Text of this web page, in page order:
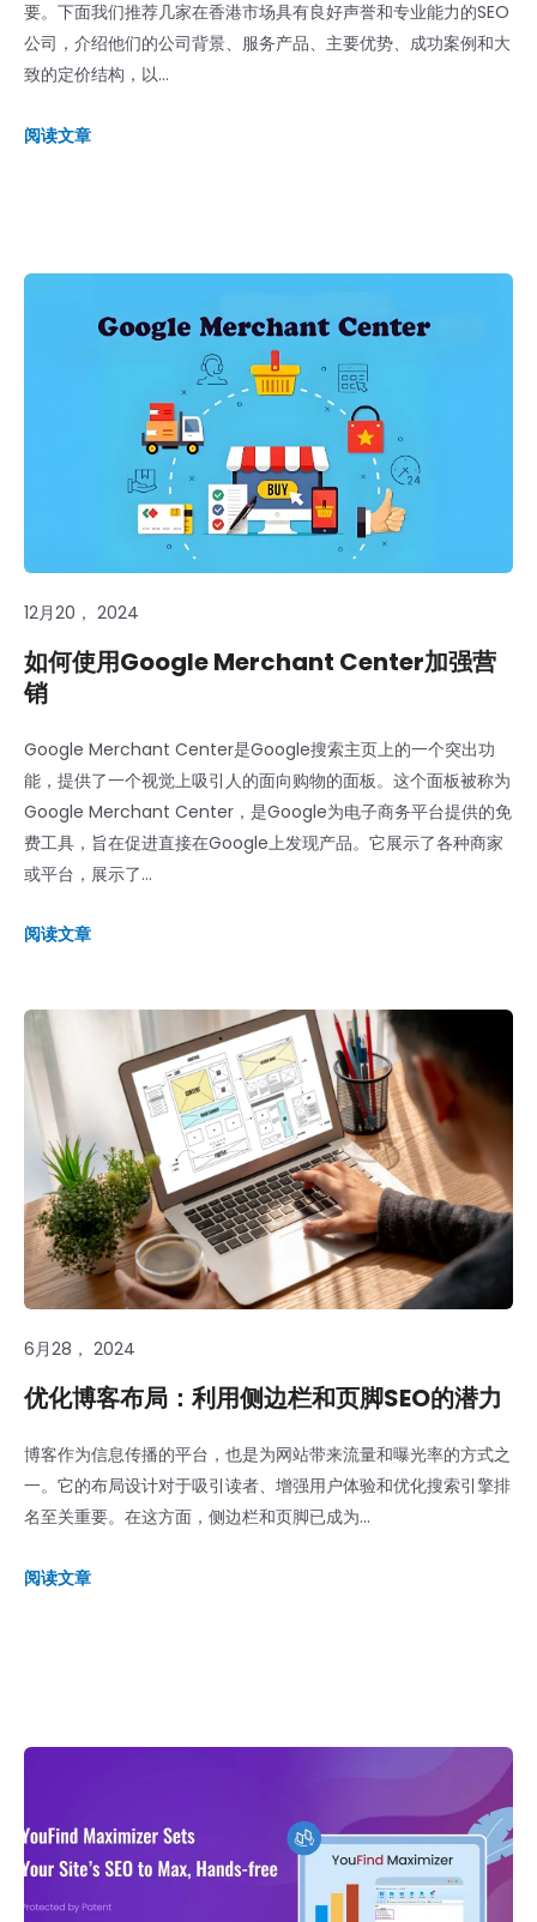
要。下面我们推荐几家在香港市场具有良好声誉和专业能力的SEO
公司，介绍他们的公司背景、服务产品、主要优势、成功案例和大
致的定价结构，以...
阅读文章
12月20， 2024
如何使用Google Merchant Center加强营
销
Google Merchant Center是Google搜索主页上的一个突出功
能，提供了一个视觉上吸引人的面向购物的面板。这个面板被称为
Google Merchant Center，是Google为电子商务平台提供的免
费工具，旨在促进直接在Google上发现产品。它展示了各种商家
或平台，展示了...
阅读文章
6月28， 2024
优化博客布局：利用侧边栏和页脚SEO的潜力
博客作为信息传播的平台，也是为网站带来流量和曝光率的方式之
一。它的布局设计对于吸引读者、增强用户体验和优化搜索引擎排
名至关重要。在这方面，侧边栏和页脚已成为...
阅读文章